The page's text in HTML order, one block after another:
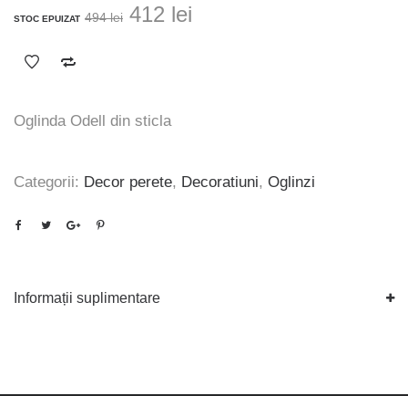
STOC EPUIZAT 494lei Prețul
412 lei
Oglinda Odell din sticla
Categorii: Decor perete, Decoratiuni, Oglinzi
Informații suplimentare